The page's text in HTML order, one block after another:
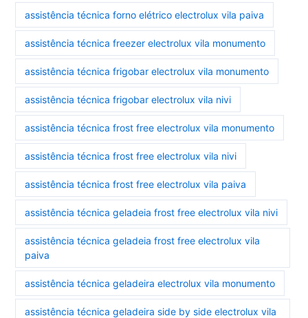
assistência técnica forno elétrico electrolux vila paiva
assistência técnica freezer electrolux vila monumento
assistência técnica frigobar electrolux vila monumento
assistência técnica frigobar electrolux vila nivi
assistência técnica frost free electrolux vila monumento
assistência técnica frost free electrolux vila nivi
assistência técnica frost free electrolux vila paiva
assistência técnica geladeia frost free electrolux vila nivi
assistência técnica geladeia frost free electrolux vila
paiva
assistência técnica geladeira electrolux vila monumento
assistência técnica geladeira side by side electrolux vila